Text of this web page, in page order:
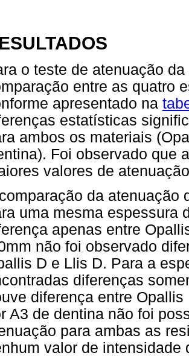
o teste de atenuação
entre as quatro
apresentado na
estatísticas
ambos os materiais
Foi observado que
valores de
da atenuação
uma mesma espessura
apenas entre
não foi observado
D e Llis D. Para a
diferenças
diferença entre
A3 de dentina não foi
para ambas as
valor de intensidade